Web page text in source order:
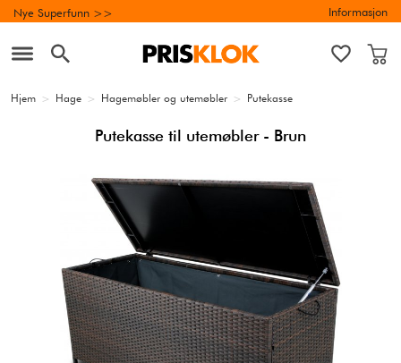
Nye Superfunn >> Informasjon
Hjem > Hage > Hagemøbler og utemøbler > Putekasse
Putekasse til utemøbler - Brun